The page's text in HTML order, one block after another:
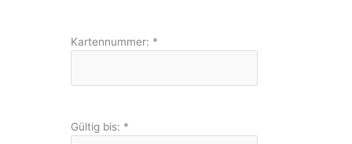
Kartennummer: *
Gültig bis: *